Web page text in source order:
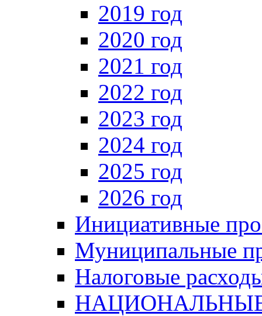
2019 год
2020 год
2021 год
2022 год
2023 год
2024 год
2025 год
2026 год
Инициативные
Муниципальные
Налоговые